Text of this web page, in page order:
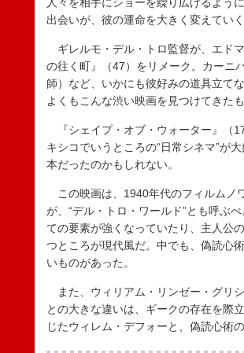
出会いが、彼の運命を大きく変えてい
ギレルモ・デル・トロ監督が、エド
の往く町』（47）をリメーク。カーニ
師）など、いかにも彼好みの道具立て
よくもこんな渋い映画を見つけてきた
『シェイプ・オブ・ウォーター』（
キシコでいうところの“日常シネマ”が
本だったのかもしれない。
この映画は、1940年代のフィルムノ
が、“デル・トロ・ワールド”とも呼ぶ
ての要素が強くなっていたり、主人公
つところが現代風だ。中でも、偽読心
いものがあった。
また、ウィリアム・リンゼー・グリ
との大きな違いは、ギークの存在を際
じたウィレム・デフォーと、偽読心術